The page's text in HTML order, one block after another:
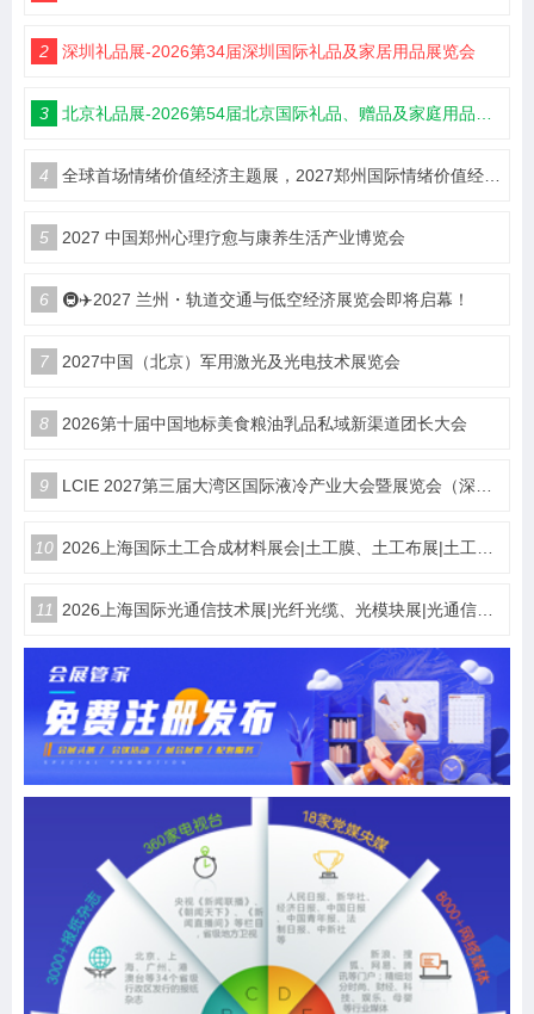
2 深圳礼品展-2026第34届深圳国际礼品及家居用品展览会
3 北京礼品展-2026第54届北京国际礼品、赠品及家庭用品展览会
4 全球首场情绪价值经济主题展，2027郑州国际情绪价值经济博览会
5 2027 中国郑州心理疗愈与康养生活产业博览会
6 🚇✈️2027 兰州・轨道交通与低空经济展览会即将启幕！
7 2027中国（北京）军用激光及光电技术展览会
8 2026第十届中国地标美食粮油乳品私域新渠道团长大会
9 LCIE 2027第三届大湾区国际液冷产业大会暨展览会（深圳）
10 2026上海国际土工合成材料展会|土工膜、土工布展|土工合成材料仪器、设备展览会
11 2026上海国际光通信技术展|光纤光缆、光模块展|光通信设备展览会